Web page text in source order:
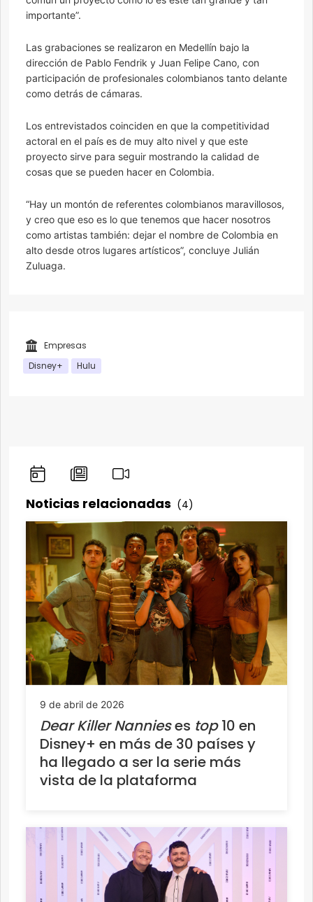
importante”.
Las grabaciones se realizaron en Medellín bajo la
dirección de Pablo Fendrik y Juan Felipe Cano, con
participación de profesionales colombianos tanto delante
como detrás de cámaras.
Los entrevistados coinciden en que la competitividad
actoral en el país es de muy alto nivel y que este
proyecto sirve para seguir mostrando la calidad de
cosas que se pueden hacer en Colombia.
“Hay un montón de referentes colombianos maravillosos,
y creo que eso es lo que tenemos que hacer nosotros
como artistas también: dejar el nombre de Colombia en
alto desde otros lugares artísticos”, concluye Julián
Zuluaga.
Empresas
Disney+
Hulu
Noticias relacionadas (4)
9 de abril de 2026
Dear Killer Nannieses top10 en
Disney+ en más de 30 países y
ha llegado a ser la serie más
vista de la plataforma